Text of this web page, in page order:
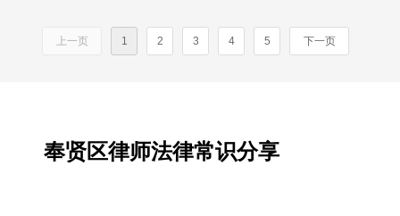
被刑事拘留后，于2020年7月23日来到
上海市普陀区环球港写字楼B座29层，
到上海市普陀区环球港写字楼B座29
层，委托上海申如律师事务所刑事辩
上一页 1 2 3 4 5 下一页
奉贤区律师法律常识分享